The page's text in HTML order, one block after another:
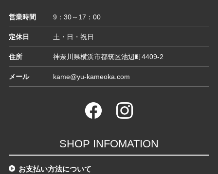
営業時間 9：30～17：00
定休日 土・日・祝日
住所 神奈川県横浜市都筑区池辺町4409-2
メール kame@yu-kameoka.com
SHOP INFOMATION
お支払い方法について